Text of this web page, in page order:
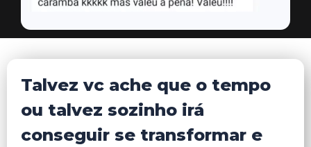
Talvez vc ache que o tempo
ou talvez sozinho irá
conseguir se transformar e